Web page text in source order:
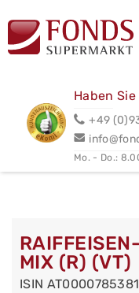
Haben
+49
Mo. - Do.:
MIX (R) (VT)
ISIN